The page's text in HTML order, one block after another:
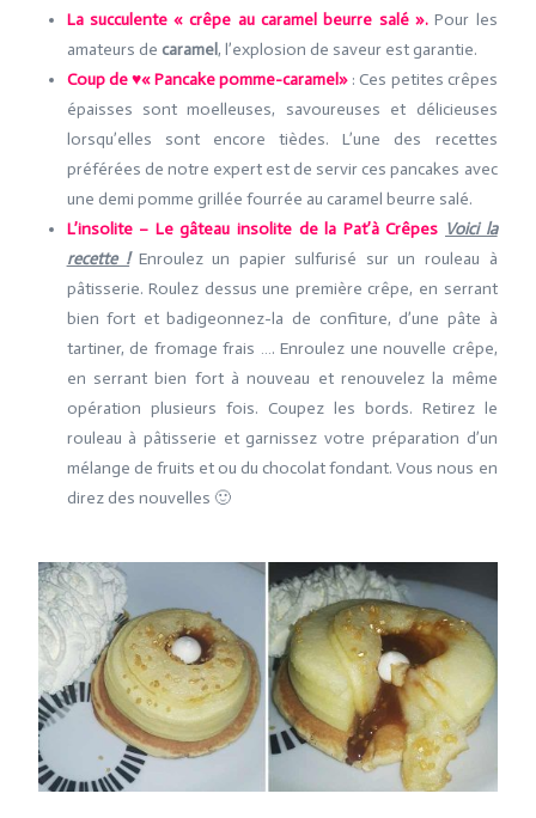
La succulente « crêpe au caramel beurre salé ». Pour les
amateurs de caramel, l’explosion de saveur est garantie.
Coup de♥« Pancake pomme-caramel» : Ces petites crêpes
épaisses sont moelleuses, savoureuses et délicieuses
lorsqu’elles sont encore tièdes. L’une des recettes
préférées de notre expert est de servir ces pancakes avec
une demi pomme grillée fourrée au caramel beurre salé.
L’insolite – Le gâteau insolite de la Pat’à Crêpes Voici la
recette !Enroulez un papier sulfurisé sur un rouleau à
pâtisserie. Roulez dessus une première crêpe, en serrant
bien fort et badigeonnez-la de confiture, d’une pâte à
tartiner, de fromage frais …. Enroulez une nouvelle crêpe,
en serrant bien fort à nouveau et renouvelez la même
opération plusieurs fois. Coupez les bords. Retirez le
rouleau à pâtisserie et garnissez votre préparation d’un
mélange de fruits et ou du chocolat fondant. Vous nous en
direz des nouvelles 🙂